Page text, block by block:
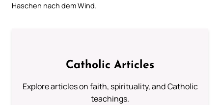
Haschen nach dem Wind.
Catholic Articles
Explore articles on faith, spirituality, and Catholic
teachings.